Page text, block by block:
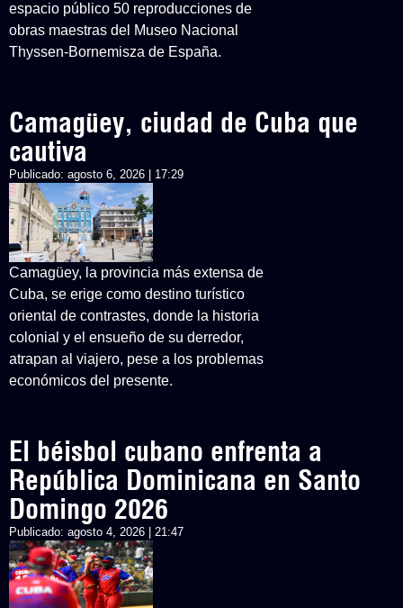
espacio público 50 reproducciones de
obras maestras del Museo Nacional
Thyssen-Bornemisza de España.
Camagüey, ciudad de Cuba que
cautiva
Publicado: agosto 6, 2026 | 17:29
Camagüey, la provincia más extensa de
Cuba, se erige como destino turístico
oriental de contrastes, donde la historia
colonial y el ensueño de su derredor,
atrapan al viajero, pese a los problemas
económicos del presente.
El béisbol cubano enfrenta a
República Dominicana en Santo
Domingo 2026
Publicado: agosto 4, 2026 | 21:47